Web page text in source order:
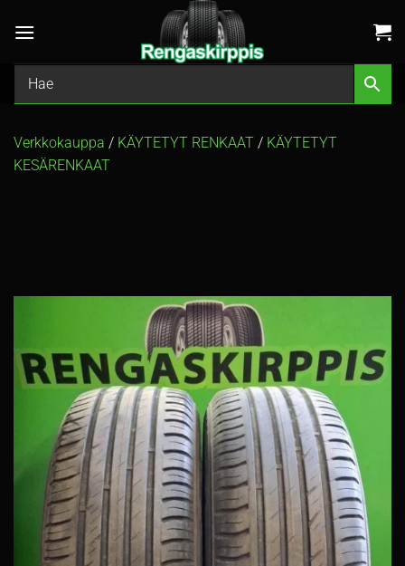
Verkkokauppa / KÄYTETYT RENKAAT / KÄYTETYT
KESÄRENKAAT